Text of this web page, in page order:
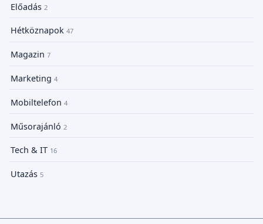
Előadás 2
Hétköznapok 47
Magazin 7
Marketing 4
Mobiltelefon 4
Műsorajánló 2
Tech & IT 16
Utazás 5